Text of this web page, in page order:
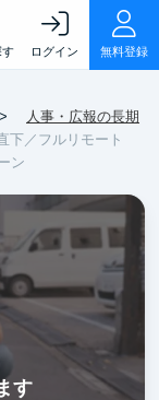
す ログイン 無料登録
人事・広報の長期
下／フルリモート
ン
す